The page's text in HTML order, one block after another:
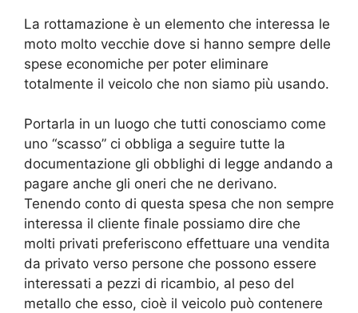
La rottamazione è un elemento che interessa le
moto molto vecchie dove si hanno sempre delle
spese economiche per poter eliminare
totalmente il veicolo che non siamo più usando.
Portarla in un luogo che tutti conosciamo come
uno “scasso” ci obbliga a seguire tutte la
documentazione gli obblighi di legge andando a
pagare anche gli oneri che ne derivano.
Tenendo conto di questa spesa che non sempre
interessa il cliente finale possiamo dire che
molti privati preferiscono effettuare una vendita
da privato verso persone che possono essere
interessati a pezzi di ricambio, al peso del
metallo che esso, cioè il veicolo può contenere